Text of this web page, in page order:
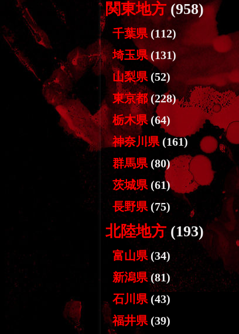
関東地方(958)
千葉県 (112)
埼玉県(131)
山梨県(52)
東京都(228)
栃木県(64)
神奈川県 (161)
群馬県 (80)
茨城県 (61)
長野県 (75)
北陸地方 (193)
富山県(34)
新潟県(81)
石川県 (43)
福井県 (39)